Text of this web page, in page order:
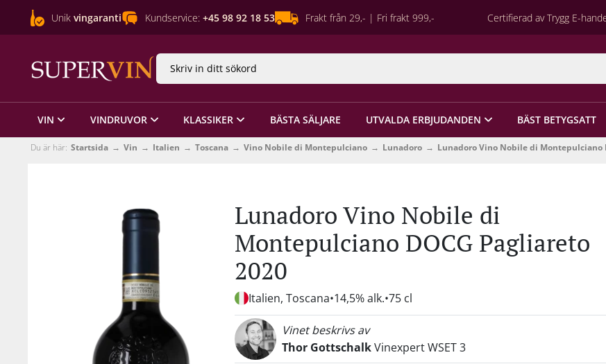
Unik vingaranti Kundservice: +45 98 92 18 53 Frakt från 29,- | Fri frakt 999,- Certifierad av Trygg E-
VIN VINDRUVOR KLASSIKER BÄSTA SÄLJARE UTVALDA ERBJUDANDEN BÄST BETYGSATT
Du är här: Startsida Vin Italien Toscana Vino Nobile di Montepulciano Lunadoro Lunadoro Vino Nobile di Montepulciano
Lunadoro Vino Nobile di
Montepulciano DOCG Pagliareto
2020
Italien, Toscana 14,5% alk. 75 cl
Vinet beskrivs av
Thor GottschalkVinexpert WSET 3